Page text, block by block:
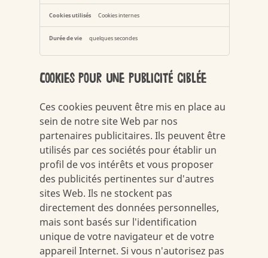
Cookies internes
quelques secondes
Cookies pour une publicité ciblée
Ces cookies peuvent être mis en place au
sein de notre site Web par nos
partenaires publicitaires. Ils peuvent être
utilisés par ces sociétés pour établir un
profil de vos intérêts et vous proposer
des publicités pertinentes sur d'autres
sites Web. Ils ne stockent pas
directement des données personnelles,
mais sont basés sur l'identification
unique de votre navigateur et de votre
appareil Internet. Si vous n'autorisez pas